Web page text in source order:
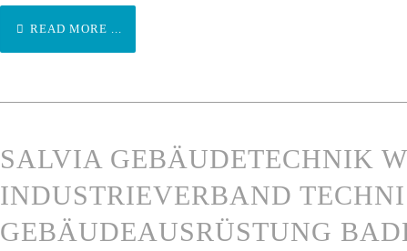
READ MORE ...
SALVIA GEBÄUDETECHNIK
INDUSTRIEVERBAND
GEBÄUDEAUSRÜSTUNG